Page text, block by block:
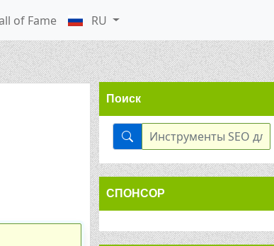
of Fame RU
Поиск
СПОНСОР